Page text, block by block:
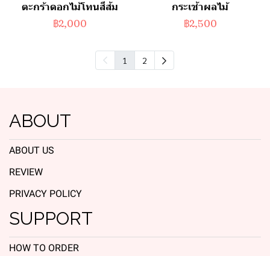
ตะกร้าดอกไม้โทนสีส้ม
฿2,000
กระเช้าผลไม้
฿2,500
1 2
ABOUT
ABOUT US
REVIEW
PRIVACY POLICY
SUPPORT
HOW TO ORDER